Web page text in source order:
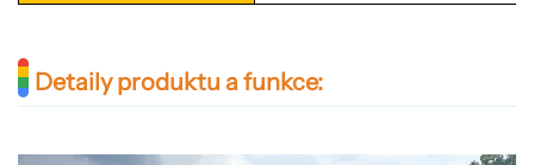
Detaily produktu a funkce: